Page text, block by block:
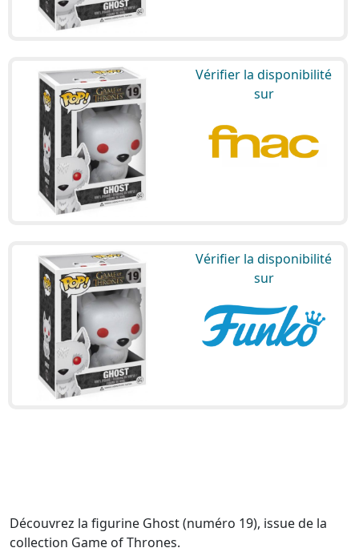
Vérifier la disponibilité
sur
Vérifier la disponibilité
sur
Découvrez la figurine Ghost (numéro 19), issue de la
collection Game of Thrones.